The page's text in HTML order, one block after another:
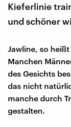
Kieferlinie
und schöner
Jawline, so
Manchen
des Gesichts
das nicht
manche durch
gestalten.